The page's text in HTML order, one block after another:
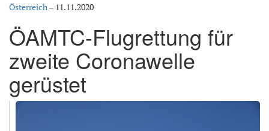
Österreich– 11.11.2020
ÖAMTC-Flugrettung für
zweite Coronawelle
gerüstet